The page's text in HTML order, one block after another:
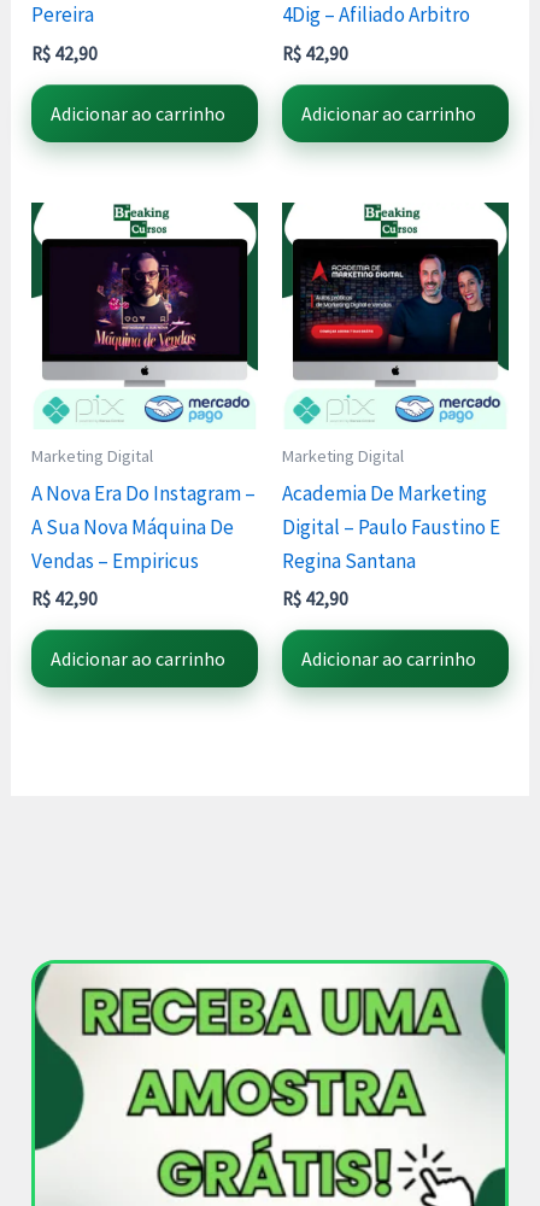
Pereira
R$ 42,90
Adicionar ao carrinho
4Dig – Afiliado Arbitro
R$ 42,90
Adicionar ao carrinho
Marketing Digital
A Nova Era Do Instagram –
A Sua Nova Máquina De
Vendas – Empiricus
R$ 42,90
Adicionar ao carrinho
Marketing Digital
Academia De Marketing
Digital – Paulo Faustino E
Regina Santana
R$ 42,90
Adicionar ao carrinho